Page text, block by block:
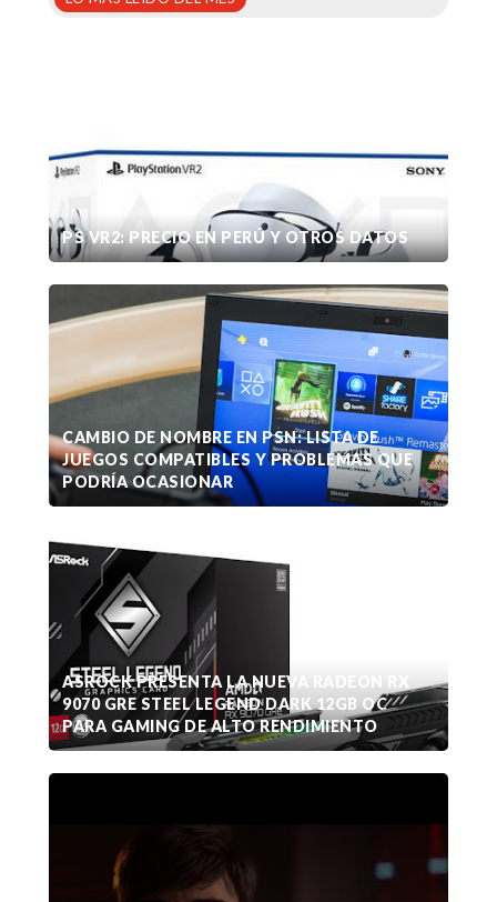
PS VR2: PRECIO EN PERÚ Y OTROS DATOS
CAMBIO DE NOMBRE EN PSN: LISTA DE
JUEGOS COMPATIBLES Y PROBLEMAS QUE
PODRÍA OCASIONAR
ASROCK PRESENTA LA NUEVA RADEON RX
9070 GRE STEEL LEGEND DARK 12GB OC
PARA GAMING DE ALTO RENDIMIENTO